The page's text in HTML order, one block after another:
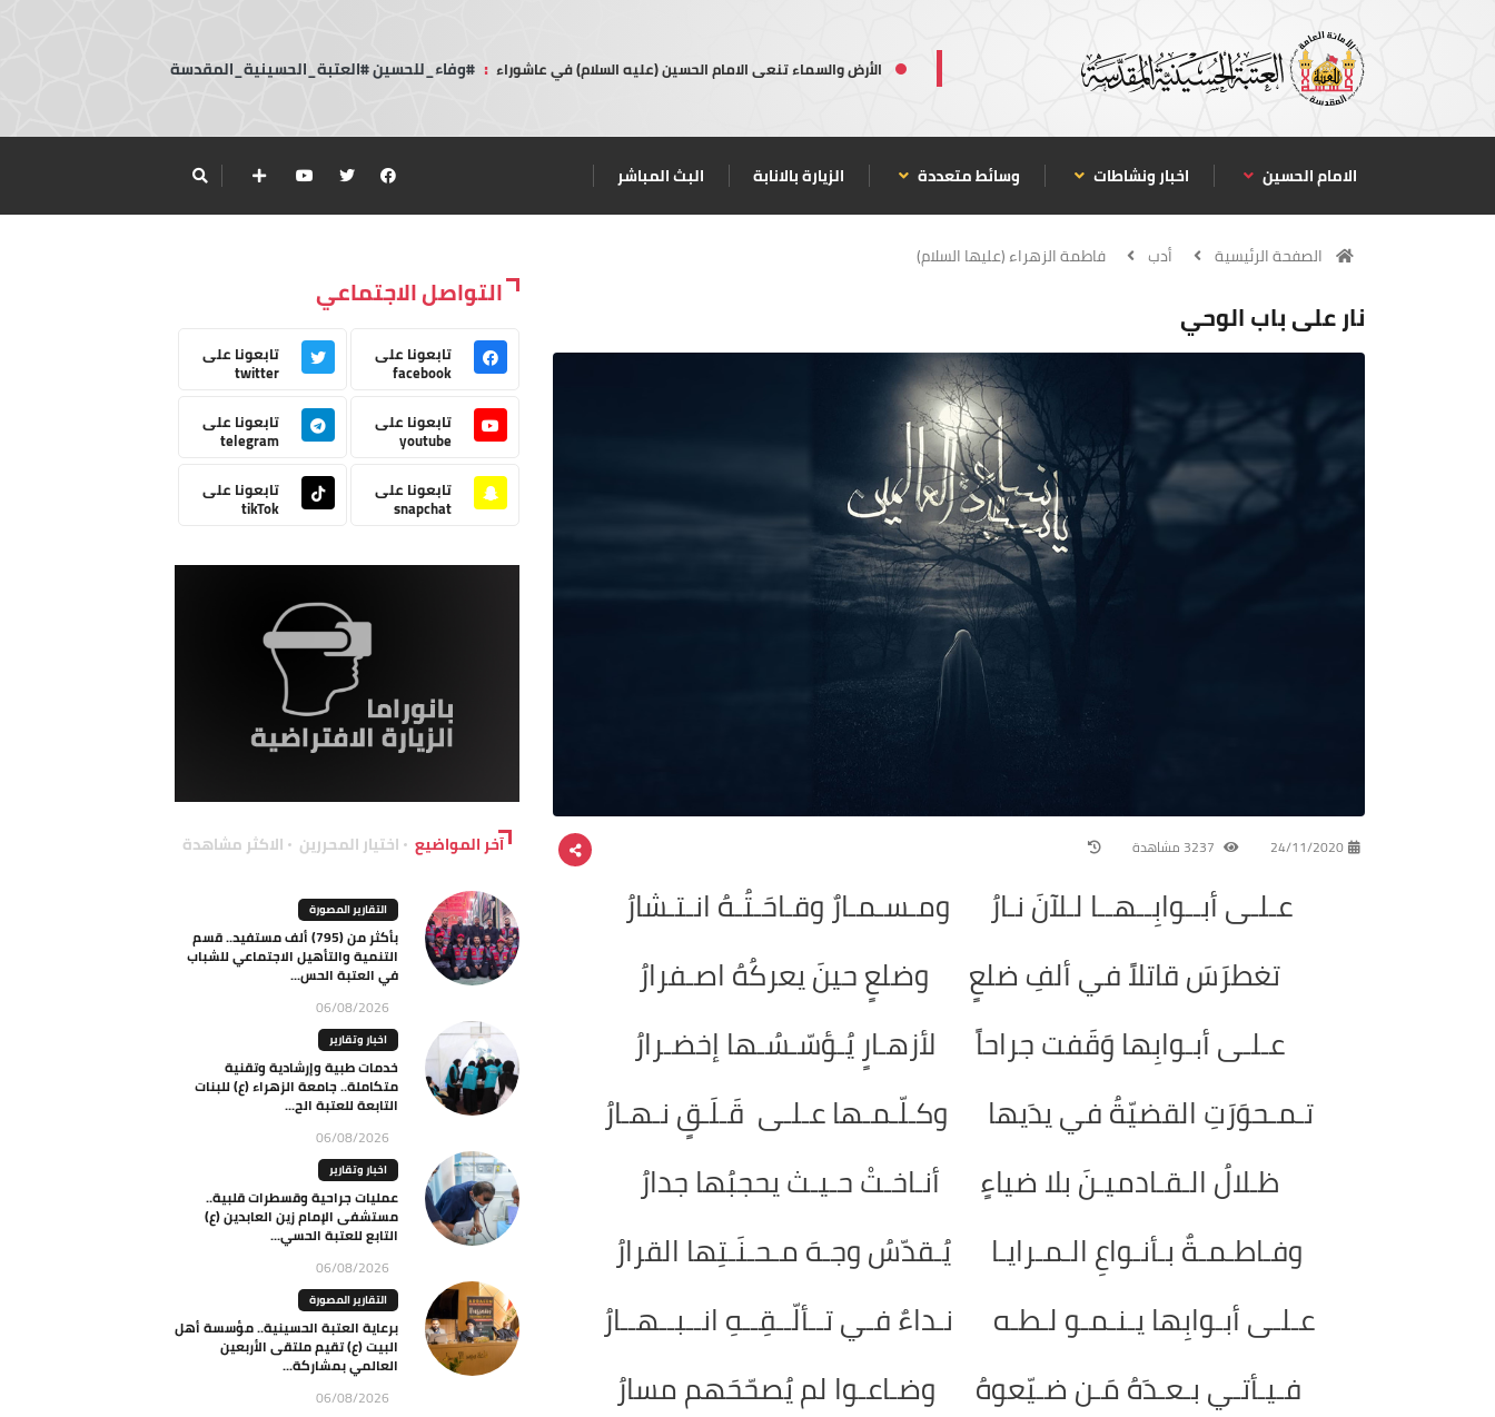
الأرض والسماء تنعى الامام الحسين (عليه السلام) في عاشوراء : #وفاء_للحسين #العتبة_الحسينية_المقدسة
الامام الحسين اخبار ونشاطات وسائط متعددة الزيارة بالانابة البث المباشر
الصفحة الرئيسية أدب فاطمة الزهراء (عليها السلام)
نار على باب الوحي
24/11/2020
عـلـى أبــوابِــهــا لـلآنَ نـارُ ومـسـمـارٌ وقـاحَـتُـهُ انـتـشارُ
تغطرَسَ قاتلاً في ألفِ ضلعٍ وضلعٍ حينَ يعركُهُ اصـفرارُ
عـلـى أبـوابِها وَقَفت جراحاً لأزهـارٍ يُـؤسّـسُـها إخضـرارُ
تـمـحوَرَتِ القضيّةُ في يدَيها وكـلّـمـها عـلـى قَـلَـقٍ نـهـارُ
ظـلالُ الـقـادميـنَ بلا ضياءٍ أنـاخـتْ حـيـث يحجبُها جدارُ
وفـاطـمـةٌ بـأنـواعِ الـمـرايـا يُـقدّسُ وجـهَ مـحـنَـتِها القرارُ
عـلـى أبـوابِها يـنـمـو لـطـه نـداءٌ فـي تــألّــقِــهِ انــبــهــارُ
فـيـأتـي بـعـدَهُ مَـن ضـيّعوهُ وضـاعـوا لم يُصحّحَهم مسارُ
التواصل الاجتماعي
تابعونا على
facebook
تابعونا على
twitter
تابعونا على
youtube
تابعونا على
telegram
تابعونا على
snapchat
تابعونا على
tikTok
آخر المواضيع اختيار المحررين الاكثر مشاهدة
التقارير المصورة
بأكثر من (795) ألف مستفيد.. قسم
التنمية والتأهيل الاجتماعي للشباب
في العتبة الحس...
06/08/2026
اخبار وتقارير
خدمات طبية وإرشادية وتقنية
متكاملة.. جامعة الزهراء (ع) للبنات
التابعة للعتبة الح...
06/08/2026
اخبار وتقارير
عمليات جراحية وقسطرات قلبية..
مستشفى الإمام زين العابدين (ع)
التابع للعتبة الحسي...
06/08/2026
التقارير المصورة
برعاية العتبة الحسينية.. مؤسسة أهل
البيت (ع) تقيم ملتقى الأربعين
العالمي بمشاركة...
06/08/2026